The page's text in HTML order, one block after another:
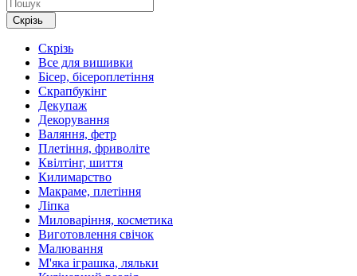
Скрізь
Скрізь
Все для вишивки
Бісер, бісероплетіння
Скрапбукінг
Декупаж
Декорування
Валяння, фетр
Плетіння, фриволіте
Квілтінг, шиття
Килимарство
Макраме, плетіння
Ліпка
Миловаріння, косметика
Виготовлення свічок
Малювання
М'яка іграшка, ляльки